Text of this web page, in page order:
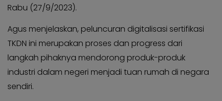
Rabu (27/9/2023).
Agus menjelaskan, peluncuran digitalisasi sertifikasi
TKDN ini merupakan proses dan progress dari
langkah pihaknya mendorong produk-produk
industri dalam negeri menjadi tuan rumah di negara
sendiri.